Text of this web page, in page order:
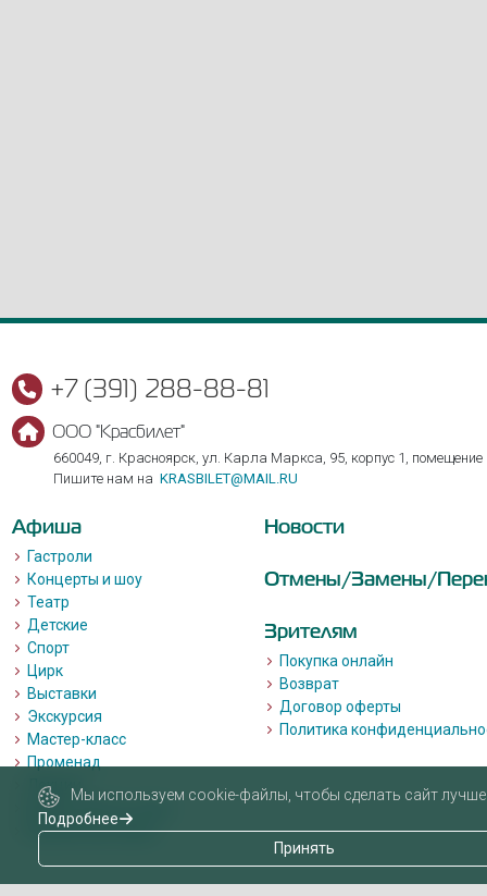
+7 (391) 288-88-81
ООО "Красбилет"
660049, г. Красноярск, ул. Карла Маркса, 95, корпус 1, помещение
Пишите нам на KRASBILET@MAIL.RU
Афиша
Гастроли
Концерты и шоу
Театр
Детские
Спорт
Цирк
Выставки
Экскурсия
Мастер-класс
Променад
Лекции
Квизы, квесты, игры.
Пушкинская карта
Новости
Отмены/Замены/
Зрителям
Покупка онлайн
Возврат
Договор оферты
Политика
Мы используем cookie-файлы, чтобы сделать сайт лучше
Подробнее
Принять